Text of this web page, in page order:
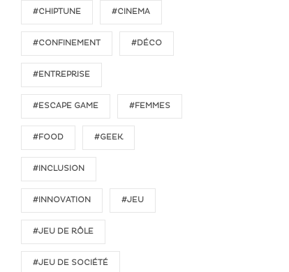
#CHIPTUNE #CINEMA
#CONFINEMENT #DÉCO
#ENTREPRISE
#ESCAPE GAME #FEMMES
#FOOD #GEEK
#INCLUSION
#INNOVATION #JEU
#JEU DE RÔLE
#JEU DE SOCIÉTÉ